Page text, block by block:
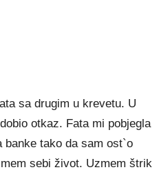
sa drugim u krevetu. U
otkaz. Fata mi pobjegla
tako da sam ost`o
sebi život. Uzmem štrik